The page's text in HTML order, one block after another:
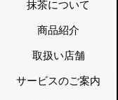
抹茶について
商品紹介
取扱い店舗
サービスのご案内